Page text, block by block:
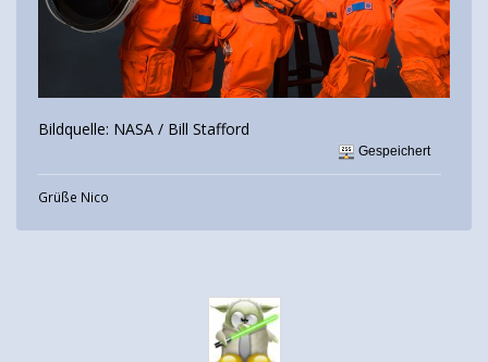
Bildquelle: NASA / Bill Stafford
Gespeichert
Grüße Nico